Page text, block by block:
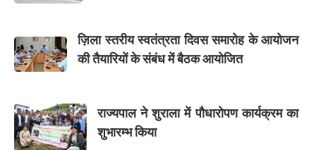
ज़िला स्तरीय स्वतंत्रता दिवस समारोह के आयोजन
की तैयारियों के संबंध में बैठक आयोजित
राज्यपाल ने शुराला में पौधारोपण कार्यक्रम का
शुभारम्भ किया